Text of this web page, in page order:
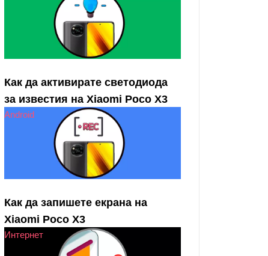
Как да активирате светодиода
за известия на Xiaomi Poco X3
Android
Как да запишете екрана на
Xiaomi Poco X3
Интернет